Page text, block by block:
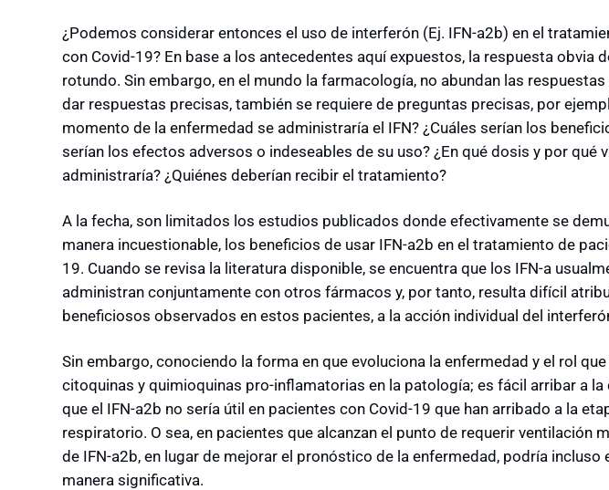
¿Podemos considerar entonces el uso de interferón (Ej. IFN-a2b) en el
con Covid-19? En base a los antecedentes aquí expuestos, la respuesta obvia
rotundo. Sin embargo, en el mundo la farmacología, no abundan las
dar respuestas precisas, también se requiere de preguntas precisas, por
momento de la enfermedad se administraría el IFN? ¿Cuáles serían los
serían los efectos adversos o indeseables de su uso? ¿En qué dosis y por qué
administraría? ¿Quiénes deberían recibir el tratamiento?
A la fecha, son limitados los estudios publicados donde efectivamente se
manera incuestionable, los beneficios de usar IFN-a2b en el tratamiento de
19. Cuando se revisa la literatura disponible, se encuentra que los IFN-a
administran conjuntamente con otros fármacos y, por tanto, resulta difícil
beneficiosos observados en estos pacientes, a la acción individual del
Sin embargo, conociendo la forma en que evoluciona la enfermedad y el rol
citoquinas y quimioquinas pro-inflamatorias en la patología; es fácil arribar a la
que el IFN-a2b no sería útil en pacientes con Covid-19 que han arribado a la
respiratorio. O sea, en pacientes que alcanzan el punto de requerir ventilación
de IFN-a2b, en lugar de mejorar el pronóstico de la enfermedad, podría incluso
manera significativa.